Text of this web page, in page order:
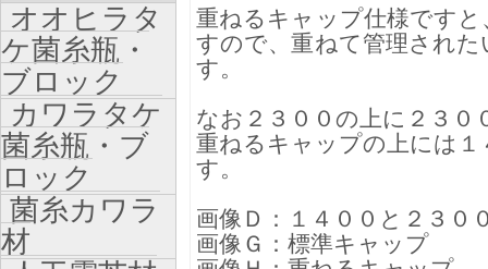
重ねるキャップ仕様です
すので、重ねて管理され
す。
なお２３００の上に２３
重ねるキャップの上には
す。
画像Ｄ：１４００と２３０
画像Ｇ：標準キャップ
オオヒラタ
ケ菌糸瓶・
ブロック
カワラタケ
菌糸瓶・ブ
ロック
菌糸カワラ
材